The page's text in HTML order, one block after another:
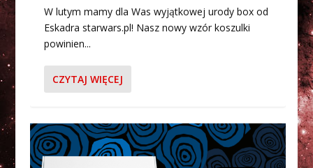
W lutym mamy dla Was wyjątkowej urody box od
Eskadra starwars.pl! Nasz nowy wzór koszulki
powinien...
CZYTAJ WIĘCEJ